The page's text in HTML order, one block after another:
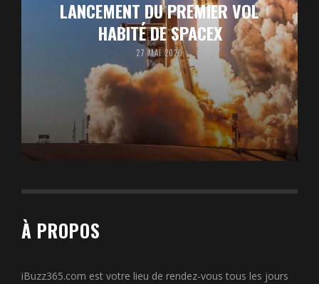
LANCEMENT DU PREMIER VOL
HABITÉ DE SPACEX
27 MAI 2020
À PROPOS
iBuzz365.com est votre lieu de rendez-vous tous les jours